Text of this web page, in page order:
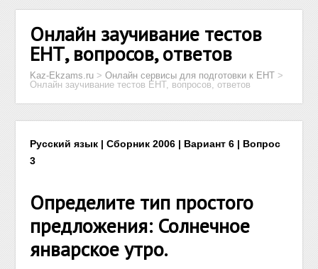
Онлайн заучивание тестов
ЕНТ, вопросов, ответов
Kaz-Ekzams.ru >Онлайн сервисы для подготовки к ЕНТ >
Онлайн заучивание тестов ЕНТ, вопросов, ответов
Русский язык | Сборник 2006 | Вариант 6 | Вопрос
3
Определите тип простого
предложения: Солнечное
январское утро.